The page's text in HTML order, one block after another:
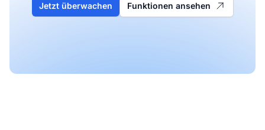
Jetzt überwachen Funktionen ansehen